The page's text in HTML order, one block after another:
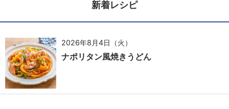
新着レシピ
2026年8月4日（火）
ナポリタン風焼きうどん